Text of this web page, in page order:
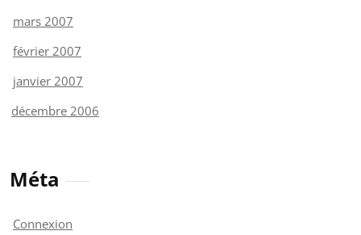
mars 2007
février 2007
janvier 2007
décembre 2006
Méta
Connexion